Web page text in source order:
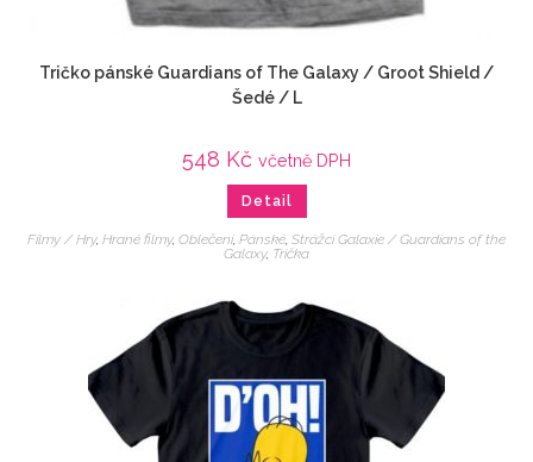
Tričko pánské Guardians of The Galaxy / Groot Shield /
Šedé / L
548 Kč včetně DPH
Detail
Filmy / Hry, Hrané filmy, Oblečení, Pánské Strážci Galaxie / Guardians of the
Galaxy, Trička